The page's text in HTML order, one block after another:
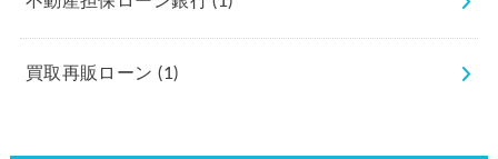
買取再販ローン(1)